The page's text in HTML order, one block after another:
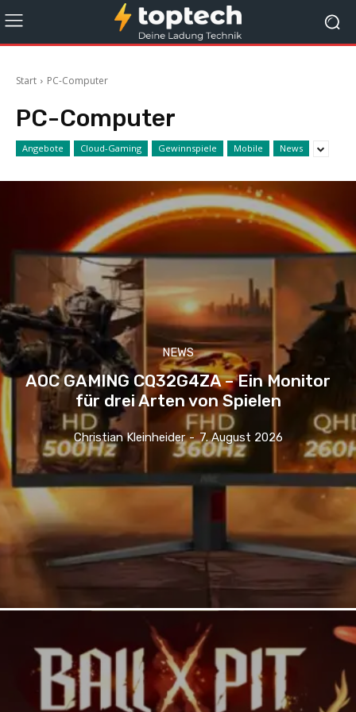
Start PC-Computer
PC-Computer
Angebote Cloud-Gaming Gewinnspiele Mobile News
NEWS
AOC GAMING CQ32G4ZA – Ein Monitor
für drei Arten von Spielen
Christian Kleinheider - 7. August 2026